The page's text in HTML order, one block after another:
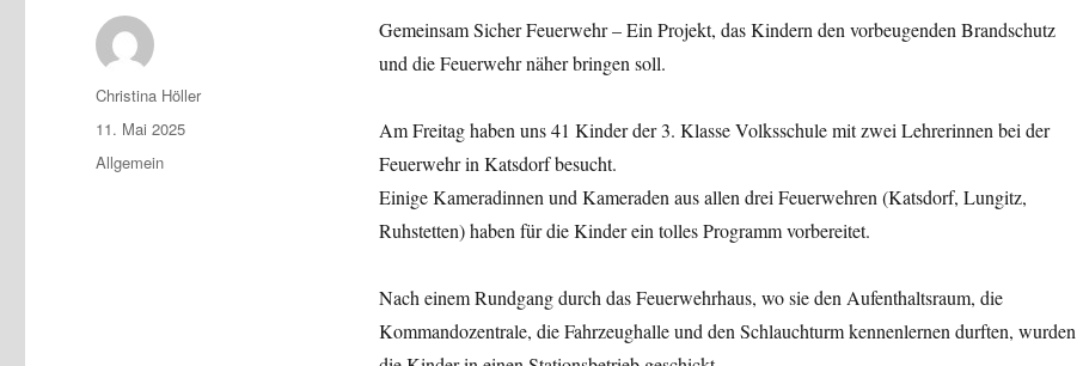
Gemeinsam Sicher Feuerwehr – Ein Projekt, das Kindern den vorbeugenden Brandschutz
und die Feuerwehr näher bringen soll.
Am Freitag haben uns 41 Kinder der 3. Klasse Volksschule mit zwei Lehrerinnen bei der
Feuerwehr in Katsdorf besucht.
Einige Kameradinnen und Kameraden aus allen drei Feuerwehren (Katsdorf, Lungitz,
Ruhstetten) haben für die Kinder ein tolles Programm vorbereitet.
Nach einem Rundgang durch das Feuerwehrhaus, wo sie den Aufenthaltsraum, die
Kommandozentrale, die Fahrzeughalle und den Schlauchturm kennenlernen durften, wurden
Autor
Christina Höller
Veröffentlicht
am
11. Mai 2025
Kategorien
Allgemein